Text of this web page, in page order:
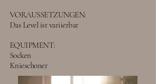
VORAUSSETZUNGEN:
Das Level ist variierbar
EQUIPMENT:
Socken
Knieschoner